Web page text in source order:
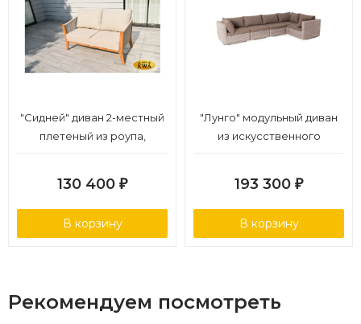
"Сидней" диван 2-местный
плетеный из роупа,
бежевый, ткань бежевая
130 400 ₽
В корзину
"Лунго" модульный диван
из искусственного
193 300 ₽
В корзину
Рекомендуем посмотреть